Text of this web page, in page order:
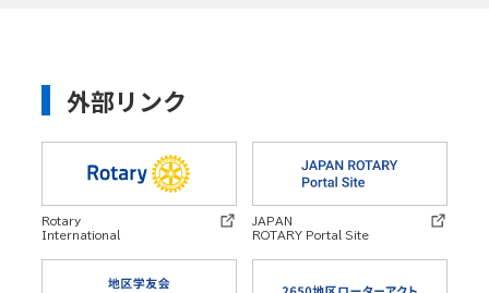
外部リンク
Rotary
International
JAPAN
ROTARY Portal Site